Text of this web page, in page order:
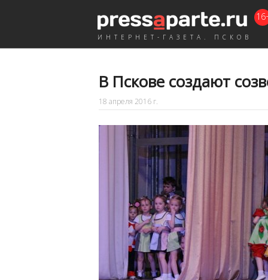
ИНТЕРНЕТ-ГАЗЕТА. ПСКОВ
В Пскове создают
18 апреля 2016 г.